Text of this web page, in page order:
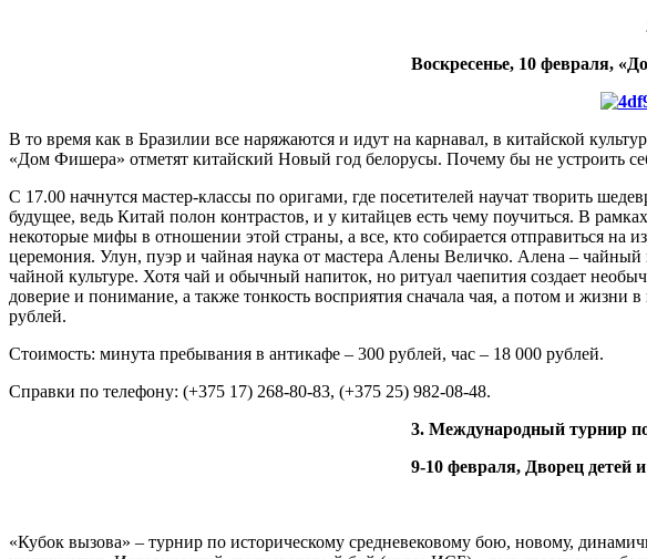
Воскресенье, 10 февраля,
В то время как в Бразилии все наряжаются и идут на карнавал, в китайской
«Дом Фишера» отметят китайский Новый год белорусы. Почему бы не устроить
С 17.00 начнутся мастер-классы по оригами, где посетителей научат творить
будущее, ведь Китай полон контрастов, и у китайцев есть чему поучиться. В
некоторые мифы в отношении этой страны, а все, кто собирается отправиться на
церемония. Улун, пуэр и чайная наука от мастера Алены Величко. Алена –
чайной культуре. Хотя чай и обычный напиток, но ритуал чаепития создает
доверие и понимание, а также тонкость восприятия сначала чая, а потом и жизни
рублей.
Стоимость: минута пребывания в антикафе – 300 рублей, час – 18 000 рублей.
Справки по телефону: (+375 17) 268-80-83, (+375 25) 982-08-48.
3. Международный турнир
9-10 февраля, Дворец детей
«Кубок вызова» – турнир по историческому средневековому бою, новому,